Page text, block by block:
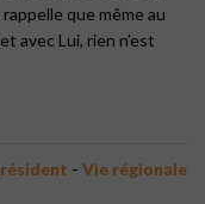
que même au
avec Lui, rien n’est
- Vie régionale